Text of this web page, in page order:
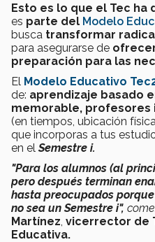
Esto es lo que el Tec ha
es parte del Modelo
busca transformar
para asegurarse de
preparación para las
El Modelo Educativo
de: aprendizaje basado
memorable, profesores
(en tiempos, ubicación
que incorporas a tus
en elSemestre i.
"Para los alumnos (al
pero después terminan
hasta preocupados
no sea un Semestre i",
Martínez vicerrector de
Educativa.